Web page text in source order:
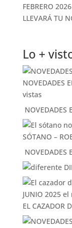
LLEVARÁ TU
Lo +
NOVEDADES
vistas
NOVEDADES
SÓTANO –
NOVEDADES
EL CAZADOR